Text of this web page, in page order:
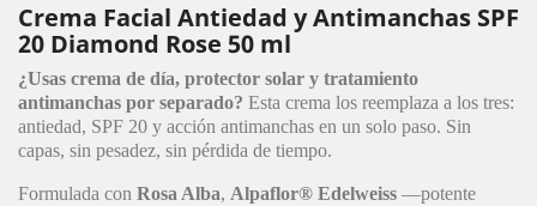
Crema Facial Antiedad y Antimanchas SPF
20 Diamond Rose 50 ml
¿Usas crema de día, protector solar y tratamiento
antimanchas por separado? Esta crema los reemplaza a los tres:
antiedad, SPF 20 y acción antimanchas en un solo paso. Sin
capas, sin pesadez, sin pérdida de tiempo.
Formulada con Rosa Alba, Alpaflor® Edelweiss —potente